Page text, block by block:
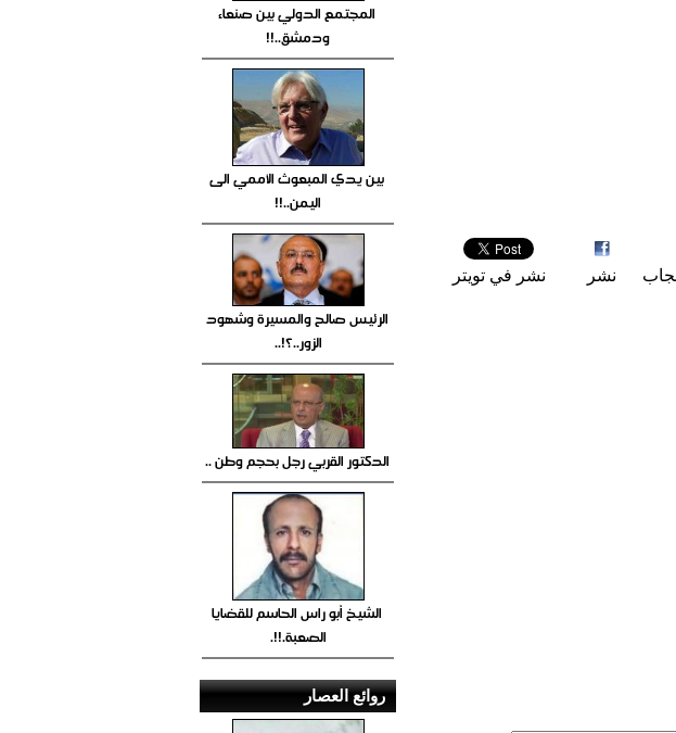
نشر نشر في تويتر
المجتمع الدولي بين صنعاء
ودمشق..!!
بين يدي المبعوث الأممي الى
اليمن..!!
الرئيس صالح والمسيرة وشهود
الزور..؟!..
الدكتور القربي رجل بحجم وطن ..
الشيخ أبو راس الحاسم للقضايا
الصعبة.!!.
روائع العصار